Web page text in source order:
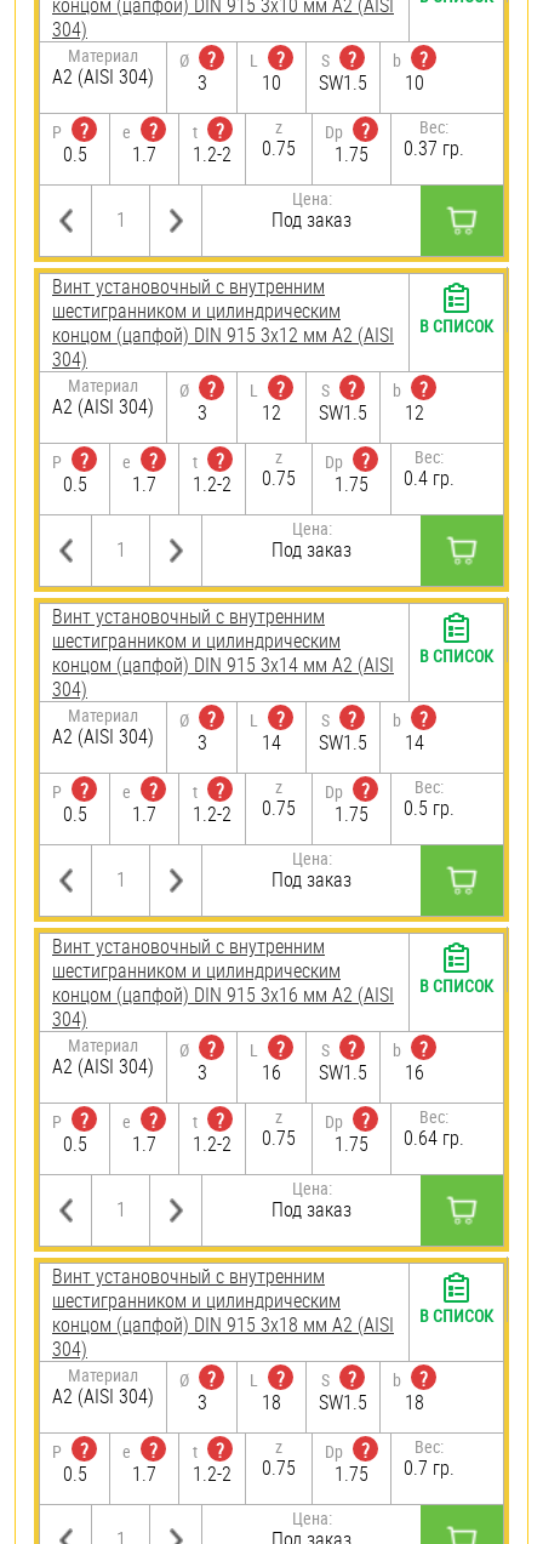
304)
Материал
А2 (AISI 304)
Ø
?
3
L
?
10
S
?
SW1.5
b
?
10
P
?
0.5
e
?
1.7
t
?
1.2-2
z
0.75
Dp
?
1.75
Вес:
0.37 гр.
Цена:
Под заказ
Винт установочный с внутренним
шестигранником и цилиндрическим
концом (цапфой) DIN 915 3х12 мм А2 (AISI
304)
Материал
А2 (AISI 304)
Ø
?
3
L
?
12
S
?
SW1.5
b
?
12
P
?
0.5
e
?
1.7
t
?
1.2-2
z
0.75
Dp
?
1.75
Вес:
0.4 гр.
Цена:
Под заказ
В СПИСОК
Винт установочный с внутренним
шестигранником и цилиндрическим
концом (цапфой) DIN 915 3х14 мм А2 (AISI
304)
Материал
А2 (AISI 304)
Ø
?
3
L
?
14
S
?
SW1.5
b
?
14
P
?
0.5
e
?
1.7
t
?
1.2-2
z
0.75
Dp
?
1.75
Вес:
0.5 гр.
Цена:
Под заказ
В СПИСОК
Винт установочный с внутренним
шестигранником и цилиндрическим
концом (цапфой) DIN 915 3х16 мм А2 (AISI
304)
Материал
А2 (AISI 304)
Ø
?
3
L
?
16
S
?
SW1.5
b
?
16
P
?
0.5
e
?
1.7
t
?
1.2-2
z
0.75
Dp
?
1.75
Вес:
0.64 гр.
Цена:
Под заказ
В СПИСОК
Винт установочный с внутренним
шестигранником и цилиндрическим
концом (цапфой) DIN 915 3х18 мм А2 (AISI
304)
Материал
А2 (AISI 304)
Ø
?
3
L
?
18
S
?
SW1.5
b
?
18
P
?
0.5
e
?
1.7
t
?
1.2-2
z
0.75
Dp
?
1.75
Вес:
0.7 гр.
Цена:
В СПИСОК